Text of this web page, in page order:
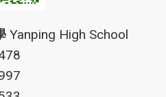
Yanping High School